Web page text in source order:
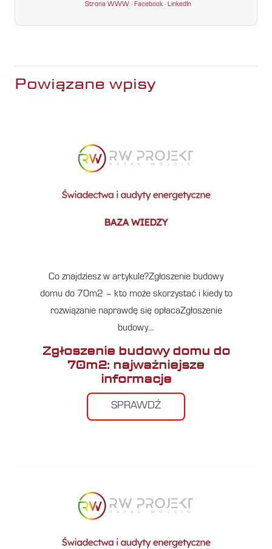
Strona WWW ·Facebook ·LinkedIn
Powiązane wpisy
Co znajdziesz w artykule?Zgłoszenie budowy
domu do 70m2 – kto może skorzystać i kiedy to
rozwiązanie naprawdę się opłacaZgłoszenie
budowy…
Zgłoszenie budowy domu do
70m2: najważniejsze
informacje
SPRAWDŹ